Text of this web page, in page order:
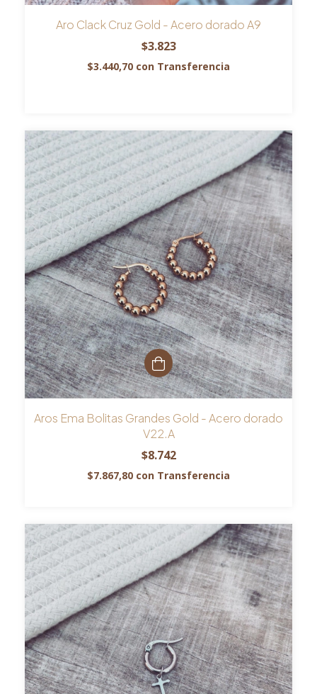
Aro Clack Cruz Gold - Acero dorado A9
$3.823
$3.440,70 con Transferencia
Aros Ema Bolitas Grandes Gold - Acero dorado
V22.A
$8.742
$7.867,80 con Transferencia